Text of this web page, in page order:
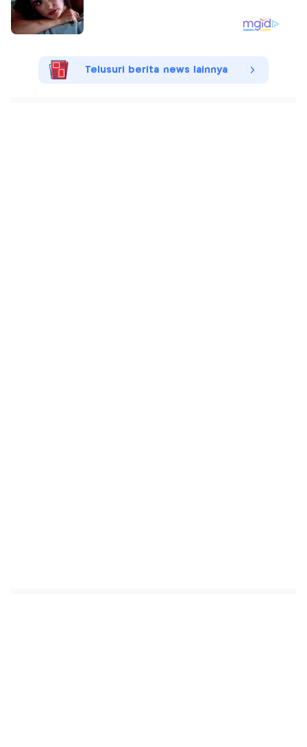
Telusuri berita news lainnya